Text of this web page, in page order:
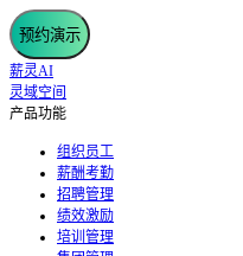
预约演示
薪灵AI
灵域空间
产品功能
组织员工
薪酬考勤
招聘管理
绩效激励
培训管理